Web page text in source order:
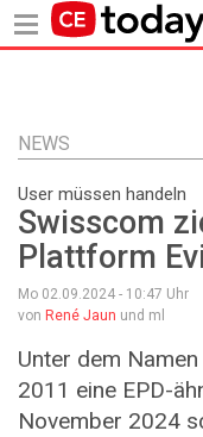
Inhalt
NEWS
User müssen handeln
Swisscom
Plattform
Mo 02.09.2024 - 10:47 Uhr
von René Jaun und ml
Unter dem
2011 eine EPD-
November 2024